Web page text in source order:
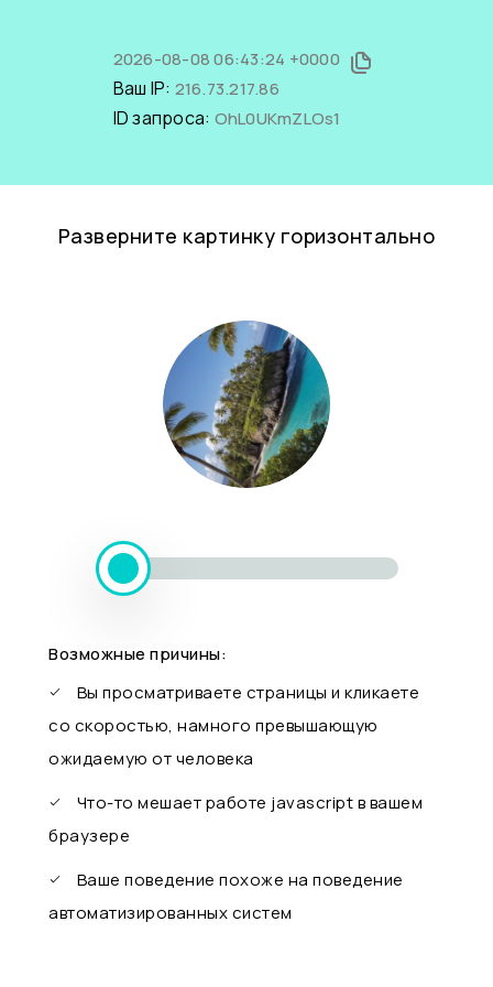
2026-08-08 06:43:24 +0000
Ваш IP: 216.73.217.86
ID запроса: OhL0UKmZLOs1
Разверните картинку горизонтально
Возможные причины:
Вы просматриваете страницы и кликаете
со скоростью, намного превышающую
ожидаемую от человека
Что-то мешает работе javascript в вашем
браузере
Ваше поведение похоже на поведение
автоматизированных систем